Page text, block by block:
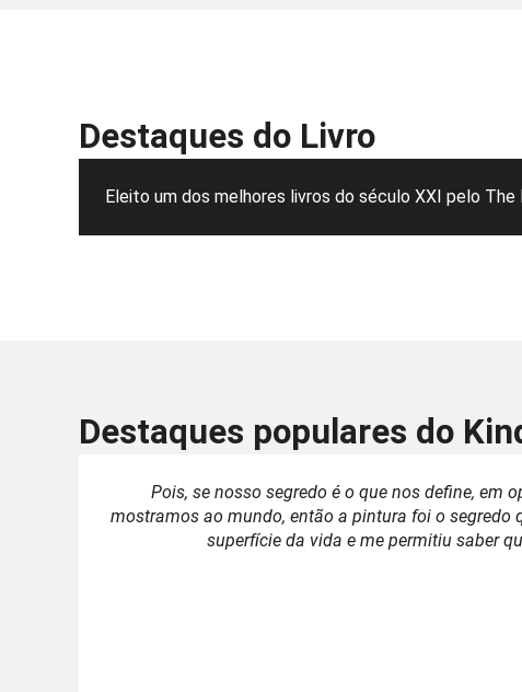
Destaques do Livro
Eleito um dos melhores livros do século XXI pelo The
Destaques populares do
Pois, se nosso segredo é o que nos define, em
mostramos ao mundo, então a pintura foi o segredo
superfície da vida e me permitiu saber